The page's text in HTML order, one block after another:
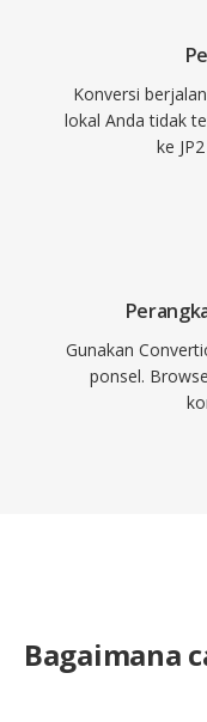
Konversi
lokal Anda tidak
ke
Gunakan
ponsel.
Bagaimana